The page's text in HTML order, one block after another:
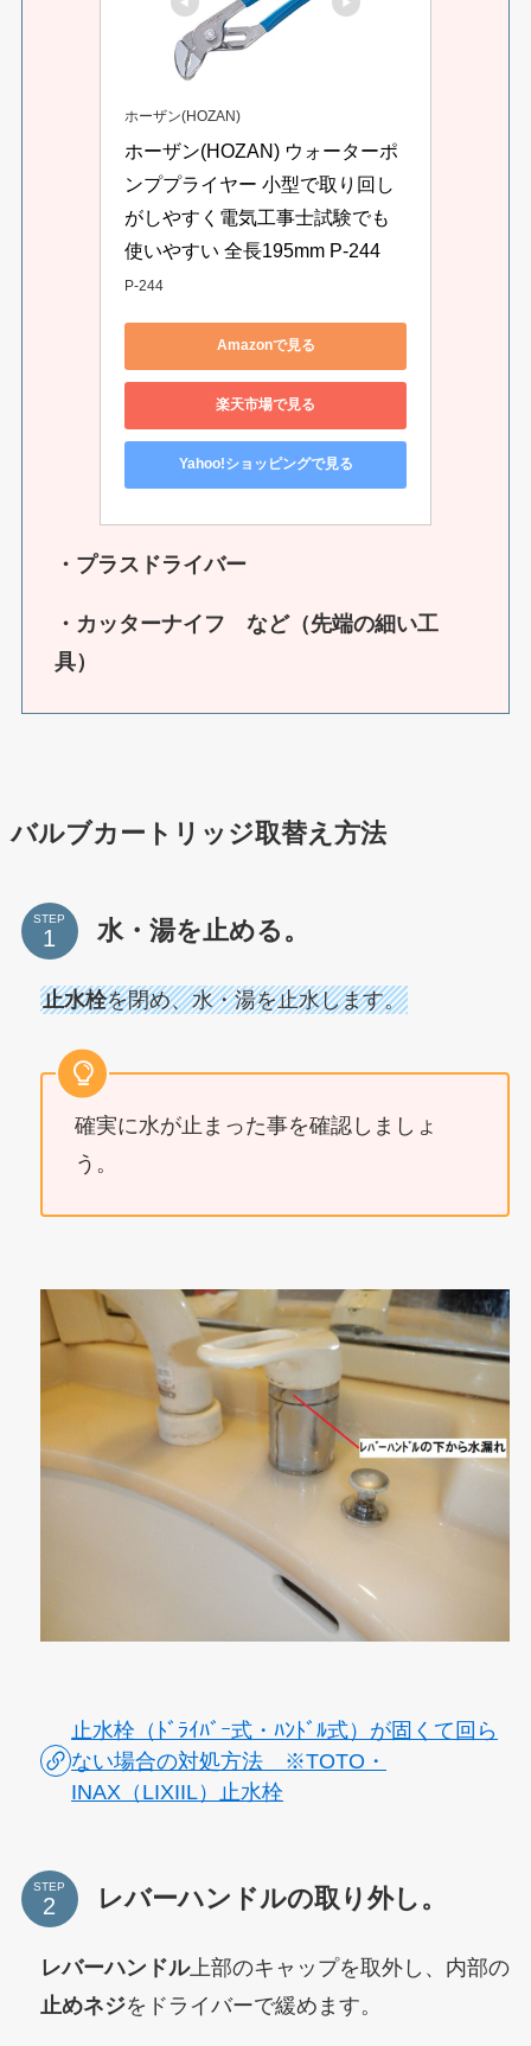
ホーザン(HOZAN)
ホーザン(HOZAN) ウォーターポ
ンププライヤー 小型で取り回し
がしやすく電気工事士試験でも
使いやすい 全長195mm P-244
P-244
Amazonで見る
楽天市場で見る
Yahoo!ショッピングで見る
・プラスドライバー
・カッターナイフ など（先端の細い工
具）
バルブカートリッジ取替え方法
STEP 水・湯を止める。
止水栓を閉め、水・湯を止水します。
確実に水が止まった事を確認しましょ
う。
止水栓（ﾄﾞﾗｲﾊﾞｰ式・ﾊﾝﾄﾞﾙ式）が固くて回ら
ない場合の対処方法 ※TOTO・
INAX（LIXIIL）止水栓
STEP レバーハンドルの取り外し。
レバーハンドル上部のキャップを取外し、内部の
止めネジをドライバーで緩めます。